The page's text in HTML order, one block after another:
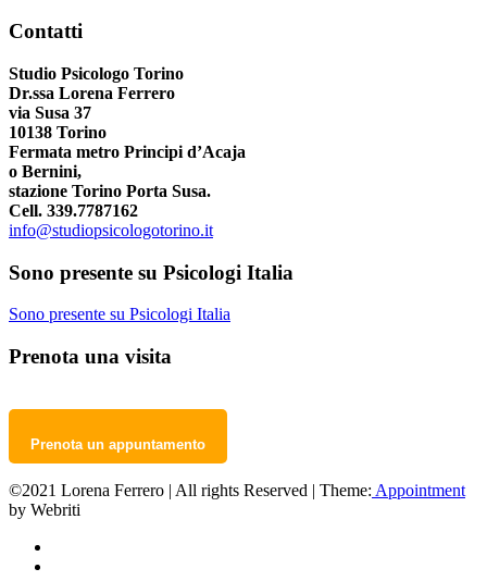
Contatti
Studio Psicologo Torino
Dr.ssa Lorena Ferrero
via Susa 37
10138 Torino
Fermata metro Principi d’Acaja
o Bernini,
stazione Torino Porta Susa.
Cell. 339.7787162
info@studiopsicologotorino.it
Sono presente su Psicologi Italia
Sono presente su Psicologi Italia
Prenota una visita
Prenota un appuntamento
©2021 Lorena Ferrero | All rights Reserved | Theme: Appointment
by Webriti